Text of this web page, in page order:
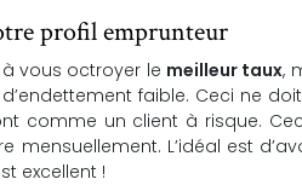
profil emprunteur
vous octroyer le meilleur taux,
faible. Ceci ne
comme un client à risque.
L’idéal est
excellent !